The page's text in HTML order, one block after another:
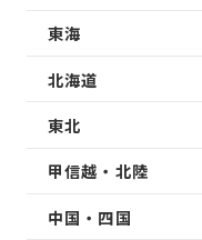
東海
北海道
東北
甲信越・北陸
中国・四国